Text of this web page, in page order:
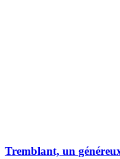
Tremblant, un